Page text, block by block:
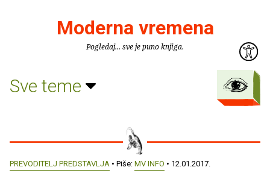
Moderna vremena
Pogledaj... sve je puno knjiga.
Sve teme
PREVODITELJ PREDSTAVLJA • Piše: MV INFO • 12.01.2017.